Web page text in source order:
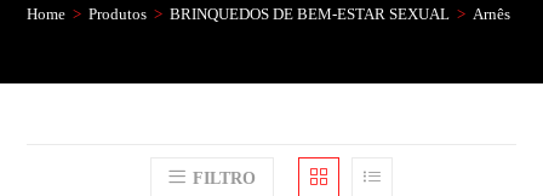
Home > Produtos > BRINQUEDOS DE BEM-ESTAR SEXUAL > Arnês
FILTRO